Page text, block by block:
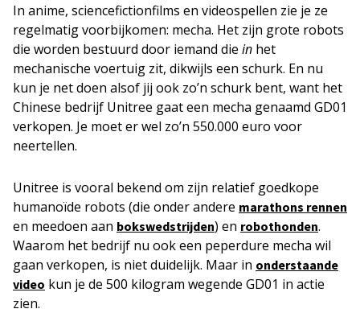
In anime, sciencefictionfilms en videospellen zie je ze
regelmatig voorbijkomen: mecha. Het zijn grote robots
die worden bestuurd door iemand die in het
mechanische voertuig zit, dikwijls een schurk. En nu
kun je net doen alsof jij ook zo’n schurk bent, want het
Chinese bedrijf Unitree gaat een mecha genaamd GD01
verkopen. Je moet er wel zo’n 550.000 euro voor
neertellen.
Unitree is vooral bekend om zijn relatief goedkope
humanoïde robots (die onder andere marathons rennen
en meedoen aan bokswedstrijden) en robothonden.
Waarom het bedrijf nu ook een peperdure mecha wil
gaan verkopen, is niet duidelijk. Maar in onderstaande
video kun je de 500 kilogram wegende GD01 in actie
zien.